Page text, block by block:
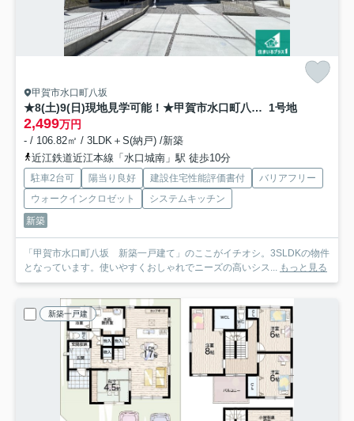
甲賀市水口町八坂
★8(土)9(日)現地見学可能！★甲賀市水口町八坂 全3邸 1号地
2,499万円
- / 106.82㎡ / 3LDK＋S(納戸) /新築
近江鉄道近江本線「水口城南」駅 徒歩10分
駐車2台可 陽当り良好 建設住宅性能評価書付
バリアフリー
ウォークインクロゼット
システムキッチン
新築
「甲賀市水口町八坂 新築一戸建て」のここがイチオシ。3SLDKの物件
となっています。使いやすくおしゃれでニーズの高いシス... もっと見る
新築一戸建